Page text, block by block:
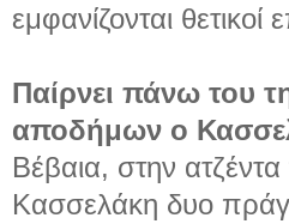
εμφανίζονται θετικοί
Παίρνει πάνω του
αποδήμων ο
Βέβαια, στην
Κασσελάκη δυο